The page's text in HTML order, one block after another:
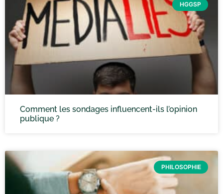
HGGSP
Comment les sondages influencent-ils l’opinion
publique ?
PHILOSOPHIE